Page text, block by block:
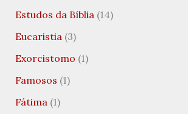
Estudos da Bíblia(14)
Eucaristia(3)
Exorcistomo (1)
Famosos (1)
Fátima(1)